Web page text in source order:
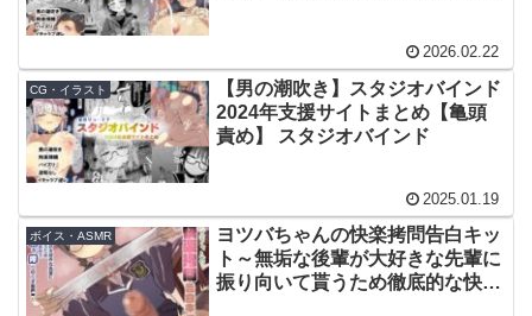
2026.02.22
CG・イラスト
【男の潮吹き】スタジオバインド
2024年支援サイトまとめ【亀頭
責め】 スタジオバインド
2025.01.19
ボイス・ASMR
ヨツバちゃんの快楽拷問告白キッ
ト～無垢な後輩が大好きな先輩に
振り向いて貰うため徹底的な快楽